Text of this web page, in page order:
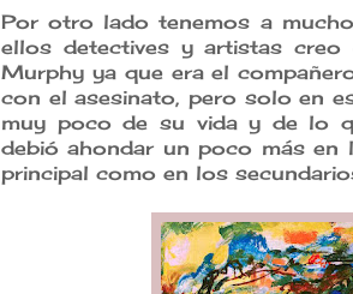
Por otro lado tenemos a
ellos detectives y artistas
Murphy ya que era el
con el asesinato, pero solo en
muy poco de su vida y de lo
debió ahondar un poco más
principal como en los